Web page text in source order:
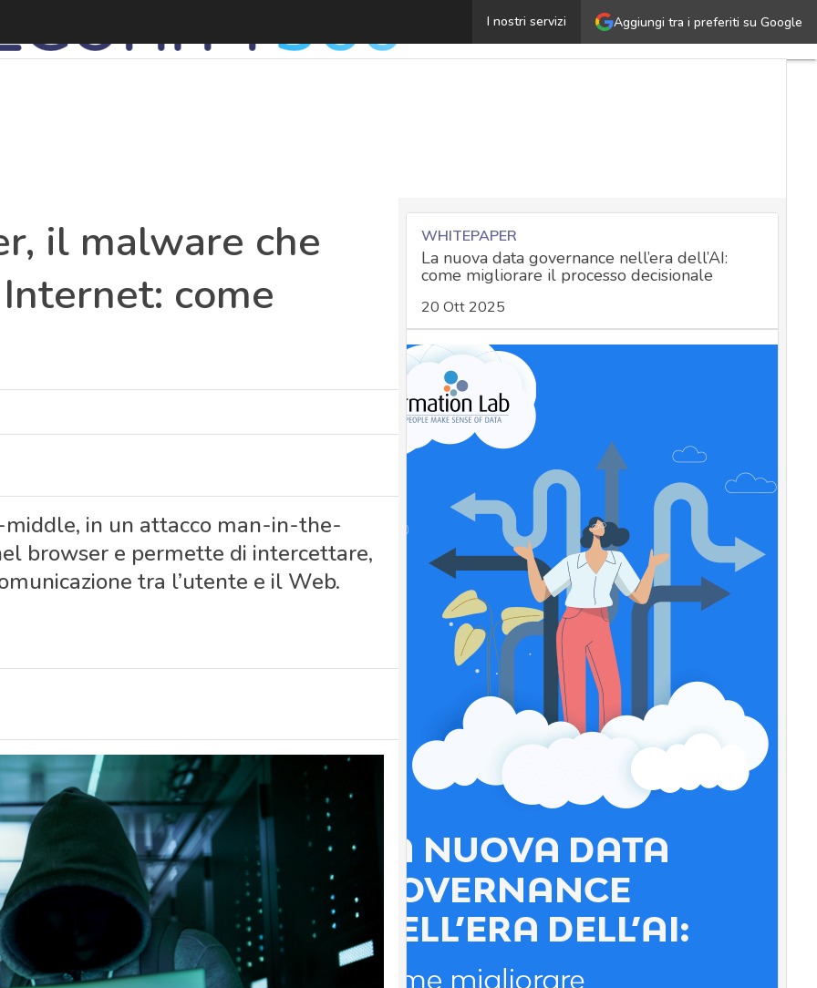
Aggiungi tra i preferiti su Google
I nostri servizi
Man-in-the-browser, il malware che spia le
il malware che
come
in un attacco man-in-the-
browser e permette di intercettare,
tra l’utente e il Web.
WHITEPAPER
La nuova data governance nell’era dell’AI:
come migliorare il processo decisionale
20 Ott 2025